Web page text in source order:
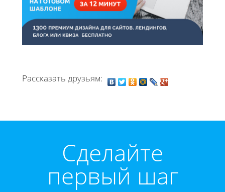
Рассказать друзьям:
Cделайте
первый шаг